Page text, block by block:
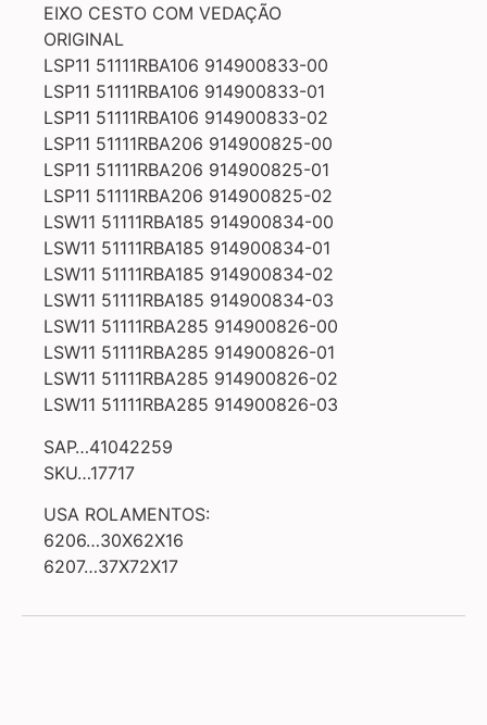
EIXO CESTO COM VEDAÇÃO
ORIGINAL
LSP11 51111RBA106 914900833-00
LSP11 51111RBA106 914900833-01
LSP11 51111RBA106 914900833-02
LSP11 51111RBA206 914900825-00
LSP11 51111RBA206 914900825-01
LSP11 51111RBA206 914900825-02
LSW11 51111RBA185 914900834-00
LSW11 51111RBA185 914900834-01
LSW11 51111RBA185 914900834-02
LSW11 51111RBA185 914900834-03
LSW11 51111RBA285 914900826-00
LSW11 51111RBA285 914900826-01
LSW11 51111RBA285 914900826-02
LSW11 51111RBA285 914900826-03
SAP…41042259
SKU…17717
USA ROLAMENTOS:
6206…30X62X16
6207…37X72X17